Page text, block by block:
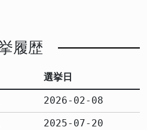
履歴
選挙日
2026-02-08
2025-07-20